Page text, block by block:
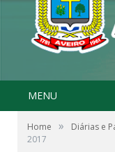
MENU
Home » Diárias e
2017